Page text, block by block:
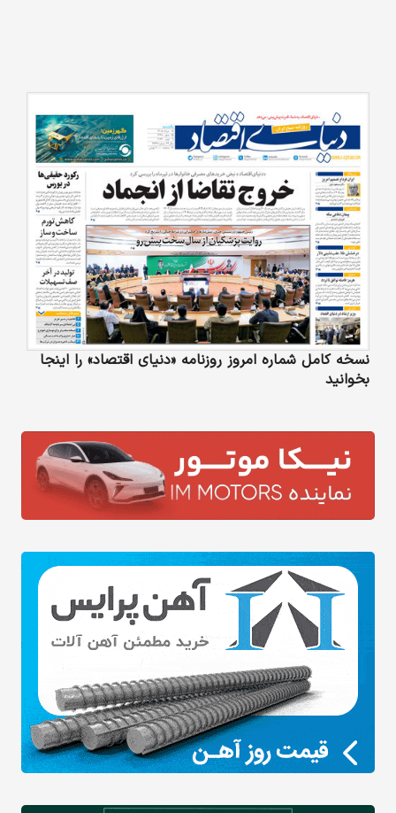
نسخه کامل شماره امروز روزنامه «دنیای‌ اقتصاد» را اینجا
بخوانید